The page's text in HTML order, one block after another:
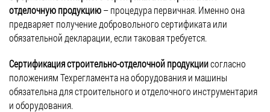
отделочную продукцию– процедура первичная. Именно она
предваряет получение добровольного сертификата или
обязательной декларации, если таковая требуется.
Сертификация строительно-отделочной продукциисогласно
положениям Техрегламента на оборудования и машины
обязательна для строительного и отделочного инструментария
и оборудования.
позволит предпринимателям (производителям и поставщикам)
повысить имидж собственной компании и укрепить
конкурентоспособность товара на рынке. Новый ГОСТ должен
госстандарта осуществлялась на основе ранее […]